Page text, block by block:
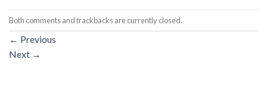
Both comments and trackbacks are currently closed.
← Previous
Next →